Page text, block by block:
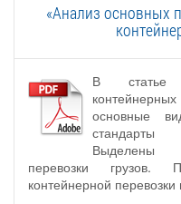
«Анализ основных
В статье
основные
стандарты
Выделены
перевозки грузов.
контейнерной перевозки